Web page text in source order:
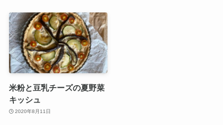
米粉と豆乳チーズの夏野菜
キッシュ
2020年8月11日